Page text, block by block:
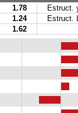
1.78 Estruct.
1.24 Estruct.
1.62